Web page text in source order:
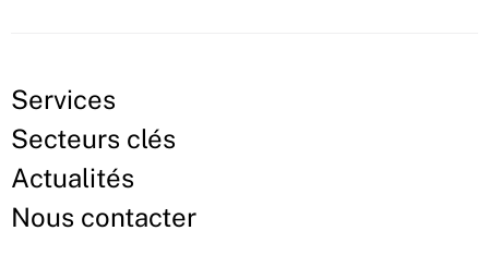
Services
Secteurs clés
Actualités
Nous contacter